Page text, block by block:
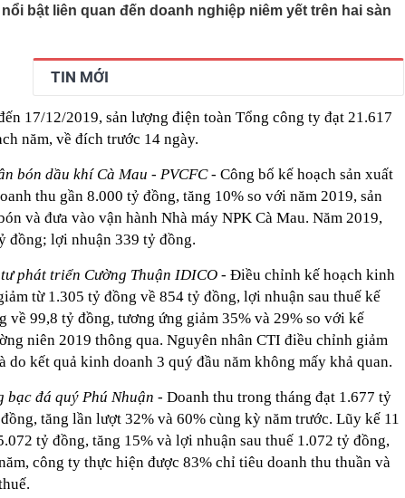
chưa chắc tốt
600 tỷ đồng trong phiên cuối tuần, tự doanh CTCK "xả" mã
nhất?
lên ở Chernigovka, 5 lữ đoàn Kiev rút lui - Hàng trăm tên
thể tới Ukraine sau tuyên bố từ ông Trump
tỳ
lại khiến "dân đào đường" thế giới thán phục với cỗ máy
có, sở hữu hai công nghệ cực độc
tìm người tên Nguyễn Bá Hoàng Tùng SN 1994
đến tận nhà
họa dậy sóng ở châu Á, game thủ Việt Nam có “dính bão”?
lại eo biển Hormuz không đồng nghĩa khôi phục hiện trạng
tranh
bật liên quan đến doanh nghiệp niêm yết trên hai sàn
TIN MỚI
17/12/2019, sản lượng điện toàn Tổng công ty đạt 21.617
năm, về đích trước 14 ngày.
bón dầu khí Cà Mau - PVCFC- Công bố kế hoạch sản xuất
thu gần 8.000 tỷ đồng, tăng 10% so với năm 2019, sản
và đưa vào vận hành Nhà máy NPK Cà Mau. Năm 2019,
đồng; lợi nhuận 339 tỷ đồng.
phát triển Cường Thuận IDICO - Điều chỉnh kế hoạch kinh
từ 1.305 tỷ đồng về 854 tỷ đồng, lợi nhuận sau thuế kế
về 99,8 tỷ đồng, tương ứng giảm 35% và 29% so với kế
niên 2019 thông qua. Nguyên nhân CTI điều chỉnh giảm
do kết quả kinh doanh 3 quý đầu năm không mấy khả quan.
bạc đá quý Phú Nhuận - Doanh thu trong tháng đạt 1.677 tỷ
tăng lần lượt 32% và 60% cùng kỳ năm trước. Lũy kế 11
tỷ đồng, tăng 15% và lợi nhuận sau thuế 1.072 tỷ đồng,
công ty thực hiện được 83% chỉ tiêu doanh thu thuần và